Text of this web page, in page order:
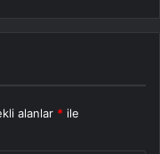
alanlar * ile